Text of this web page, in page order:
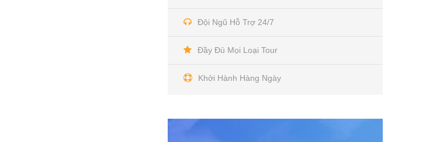
Đội Ngũ Hỗ Trợ 24/7
Đầy Đủ Mọi Loại Tour
Khởi Hành Hàng Ngày